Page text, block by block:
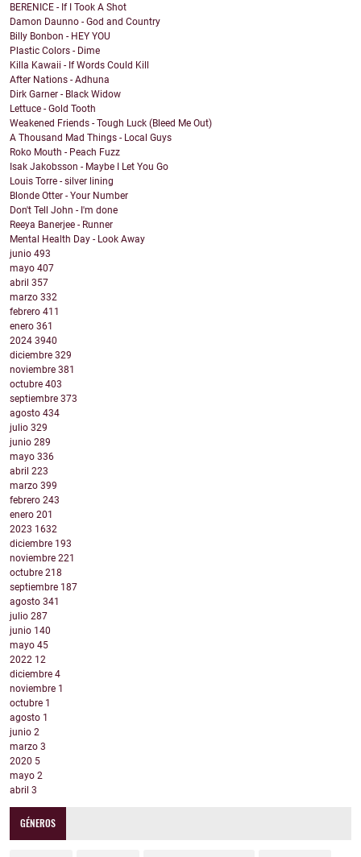
BERENICE - If I Took A Shot
Damon Daunno - God and Country
Billy Bonbon - HEY YOU
Plastic Colors - Dime
Killa Kawaii - If Words Could Kill
After Nations - Adhuna
Dirk Garner - Black Widow
Lettuce - Gold Tooth
Weakened Friends - Tough Luck (Bleed Me Out)
A Thousand Mad Things - Local Guys
Roko Mouth - Peach Fuzz
Isak Jakobsson - Maybe I Let You Go
Louis Torre - silver lining
Blonde Otter - Your Number
Don't Tell John - I'm done
Reeya Banerjee - Runner
Mental Health Day - Look Away
junio 493
mayo 407
abril 357
marzo 332
febrero 411
enero 361
2024 3940
diciembre 329
noviembre 381
octubre 403
septiembre 373
agosto 434
julio 329
junio 289
mayo 336
abril 223
marzo 399
febrero 243
enero 201
2023 1632
diciembre 193
noviembre 221
octubre 218
septiembre 187
agosto 341
julio 287
junio 140
mayo 45
2022 12
diciembre 4
noviembre 1
octubre 1
agosto 1
junio 2
marzo 3
2020 5
mayo 2
abril 3
GÉNEROS